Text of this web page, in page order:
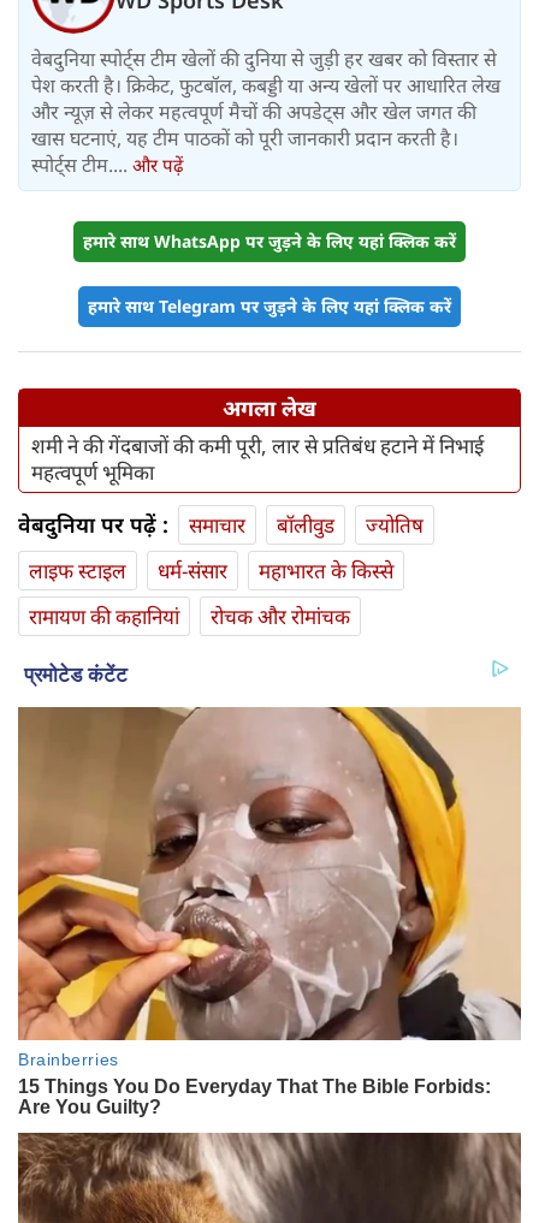
वेबदुनिया स्पोर्ट्स टीम खेलों की दुनिया से जुड़ी हर खबर को विस्तार से
पेश करती है। क्रिकेट, फुटबॉल, कबड्डी या अन्य खेलों पर आधारित लेख
और न्यूज़ से लेकर महत्वपूर्ण मैचों की अपडेट्स और खेल जगत की
खास घटनाएं, यह टीम पाठकों को पूरी जानकारी प्रदान करती है।
स्पोर्ट्स टीम.... और पढ़ें
हमारे साथ WhatsApp पर जुड़ने के लिए यहां क्लिक करें
हमारे साथ Telegram पर जुड़ने के लिए यहां क्लिक करें
अगला लेख
शमी ने की गेंदबाजों की कमी पूरी, लार से प्रतिबंध हटाने में निभाई
महत्वपूर्ण भूमिका
वेबदुनिया पर पढ़ें : समाचार बॉलीवुड
ज्योतिष
लाइफ स्‍टाइल
धर्म-संसार
महाभारत के किस्से
रामायण की कहानियां
रोचक और रोमांचक